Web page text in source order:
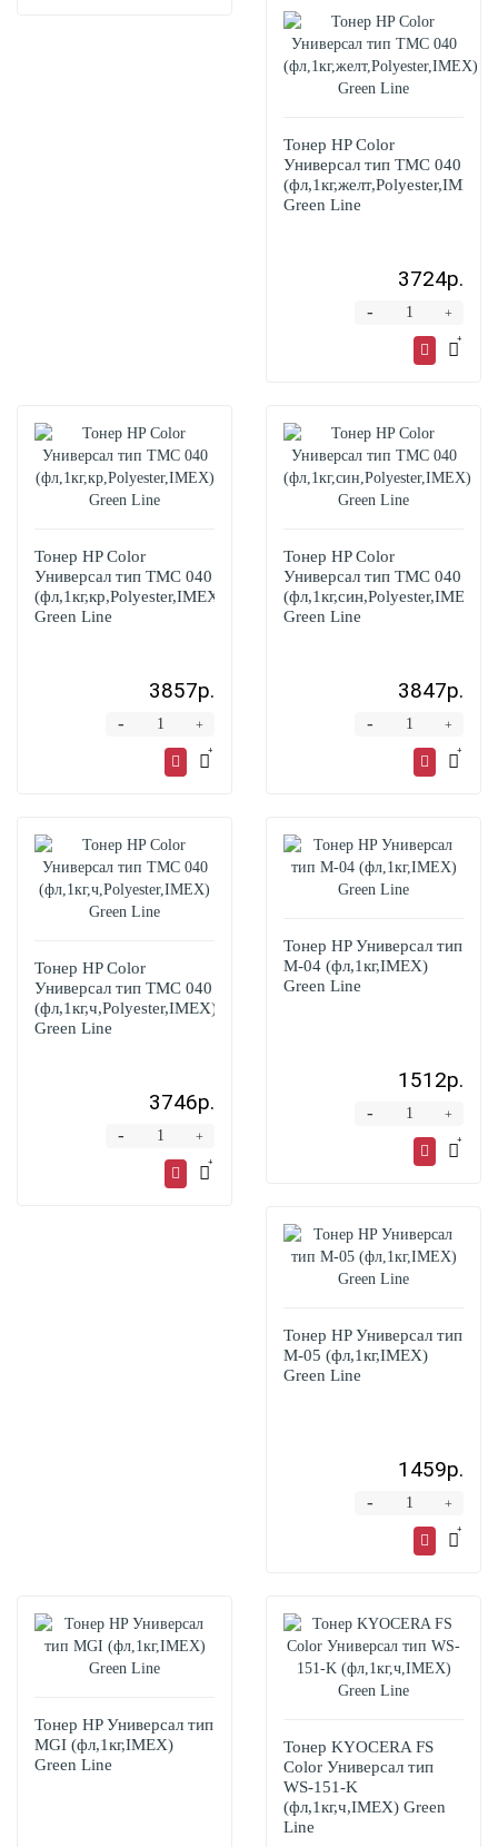
Тонер HP Color
Универсал тип TMC 040
(фл,1кг,желт,Polyester,IMEX)
Green Line
3724р.
+
-
Тонер HP Color
Универсал тип TMC 040
(фл,1кг,кр,Polyester,IMEX)
Green Line
3857р.
+
-
Тонер HP Color
Универсал тип TMC 040
(фл,1кг,син,Polyester,IMEX)
Green Line
3847р.
+
-
Тонер HP Color
Универсал тип TMC 040
(фл,1кг,ч,Polyester,IMEX)
Green Line
3746р.
+
-
Тонер HP Универсал тип
M-04 (фл,1кг,IMEX)
Green Line
1512р.
+
-
Тонер HP Универсал тип
M-05 (фл,1кг,IMEX)
Green Line
1459р.
+
-
Тонер HP Универсал тип
MGI (фл,1кг,IMEX)
Green Line
Тонер KYOCERA FS
Color Универсал тип
WS-151-K
(фл,1кг,ч,IMEX) Green
Line